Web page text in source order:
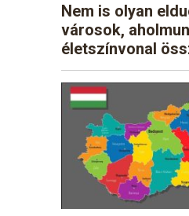
Nem is olyan
városok,
életszínvonal